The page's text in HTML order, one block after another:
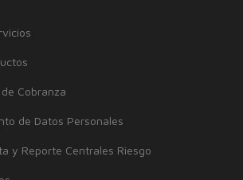
Cobranza
de Datos Personales
y Reporte Centrales Riesgo